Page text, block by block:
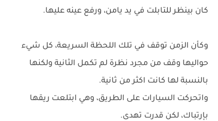
كان بينظر للتابلت في يد يامن، ورفع عينه عليها.
وكأن الزمن توقف في تلك اللحظة السريعة، كل شيء
حواليها وقف من مجرد نظرة لم تكمل الثانية ولكنها
بالنسبة لها كانت اكثر من ثانية.
واتحركت السيارات على الطريق، وهي ابتلعت ريقها
بإرتباك، لكن قدرت تهدى.